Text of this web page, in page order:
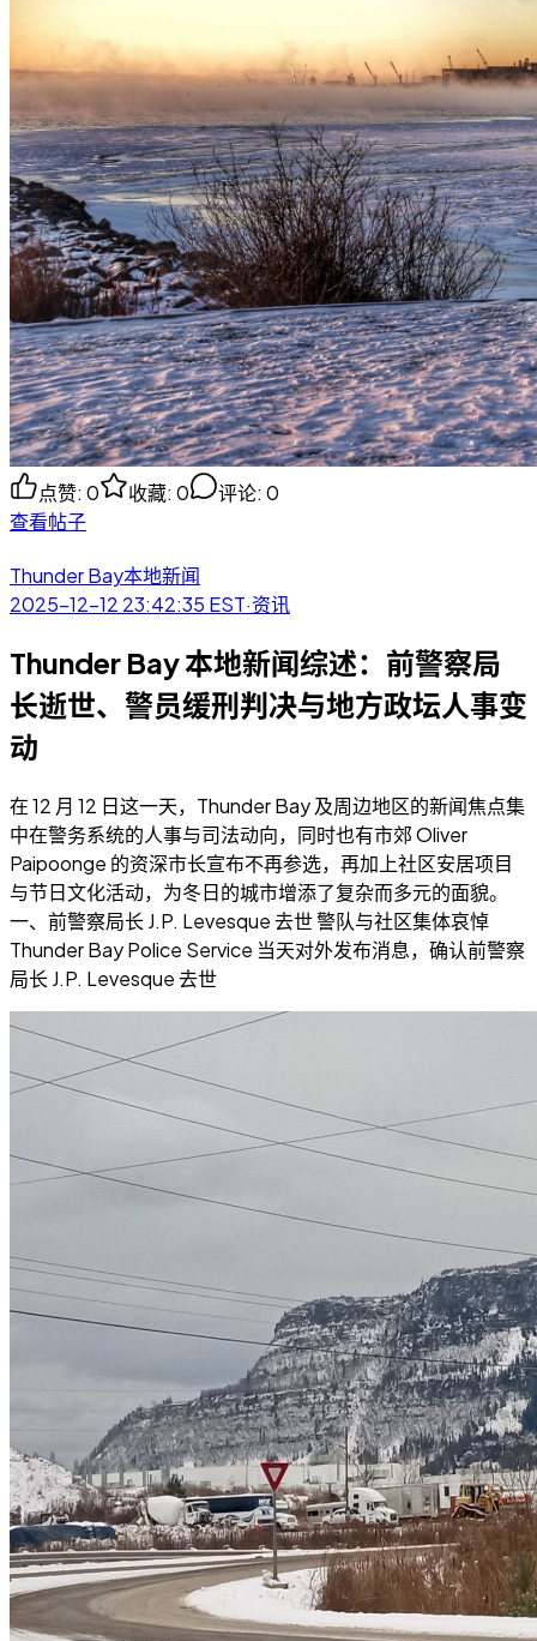
点赞: 0 收藏: 0 评论: 0
查看帖子
Thunder Bay本地新闻
2025-12-12 23:42:35 EST·资讯
Thunder Bay 本地新闻综述：前警察局
长逝世、警员缓刑判决与地方政坛人事变
动
在 12 月 12 日这一天，Thunder Bay 及周边地区的新闻焦点集
中在警务系统的人事与司法动向，同时也有市郊 Oliver
Paipoonge 的资深市长宣布不再参选，再加上社区安居项目
与节日文化活动，为冬日的城市增添了复杂而多元的面貌。
一、前警察局长 J.P. Levesque 去世 警队与社区集体哀悼
Thunder Bay Police Service 当天对外发布消息，确认前警察
局长 J.P. Levesque 去世